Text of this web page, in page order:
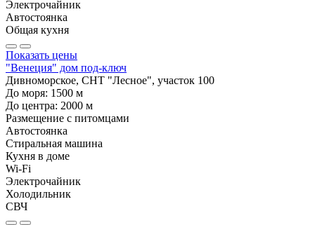
Электрочайник
Автостоянка
Общая кухня
Показать цены
"Венеция" дом под-ключ
Дивноморское, СНТ "Лесное", участок 100
До моря: 1500 м
До центра: 2000 м
Размещение с питомцами
Автостоянка
Стиральная машина
Кухня в доме
Wi-Fi
Электрочайник
Холодильник
СВЧ